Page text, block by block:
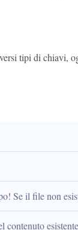
tipi di chiavi,
Se il file non